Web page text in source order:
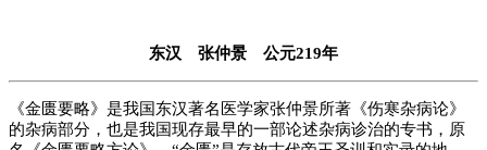
东汉 张仲景 公元219年
《金匮要略》是我国东汉著名医学家张仲景所著《伤寒杂病论》
的杂病部分，也是我国现存最早的一部论述杂病诊治的专书，原